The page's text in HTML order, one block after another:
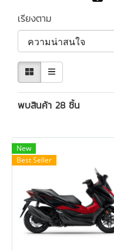
เรียงตาม
พบสินค้า 28 ชิ้น
New
Best Seller